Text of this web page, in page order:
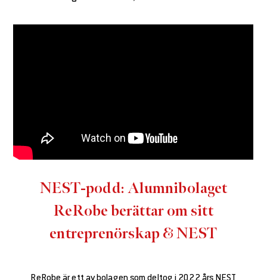
NEST-podd: Alumnibolaget
ReRobe berättar om sitt
entreprenörskap & NEST